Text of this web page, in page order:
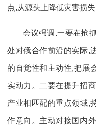
点,从源头上降低灾害损失
会议强调,一要在抢
处对俄合作前沿的实际,
的自觉性和主动性,把展
实动力。二要在提升招
产业相匹配的重点领域,
作意向。主动对接国内